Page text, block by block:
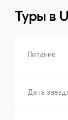
Туры в
Питание
Дата